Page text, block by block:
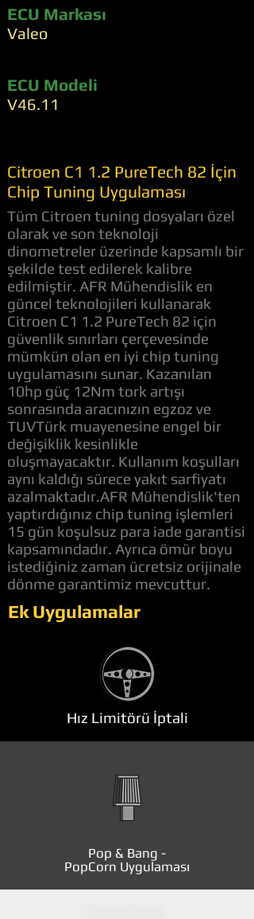
ECU Markası
Valeo
ECU Modeli
V46.11
Citroen C1 1.2 PureTech 82 İçin
Chip Tuning Uygulaması
Tüm Citroen tuning dosyaları özel
olarak ve son teknoloji
dinometreler üzerinde kapsamlı bir
şekilde test edilerek kalibre
edilmiştir. AFR Mühendislik en
güncel teknolojileri kullanarak
Citroen C1 1.2 PureTech 82 için
güvenlik sınırları çerçevesinde
mümkün olan en iyi chip tuning
uygulamasını sunar. Kazanılan
10hp güç 12Nm tork artışı
sonrasında aracınızın egzoz ve
TUVTürk muayenesine engel bir
değişiklik kesinlikle
oluşmayacaktır. Kullanım koşulları
aynı kaldığı sürece yakıt sarfiyatı
azalmaktadır.AFR Mühendislik'ten
yaptırdığınız chip tuning işlemleri
15 gün koşulsuz para iade garantisi
kapsamındadır. Ayrıca ömür boyu
istediğiniz zaman ücretsiz orijinale
dönme garantimiz mevcuttur.
Ek Uygulamalar
Hız Limitörü İptali
Pop & Bang -
PopCorn Uygulaması